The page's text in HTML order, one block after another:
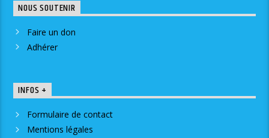
NOUS SOUTENIR
Faire un don
Adhérer
INFOS +
Formulaire de contact
Mentions légales